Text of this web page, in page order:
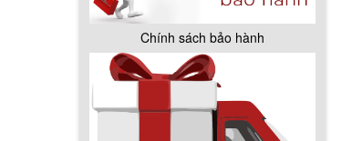
Chính sách bảo hành